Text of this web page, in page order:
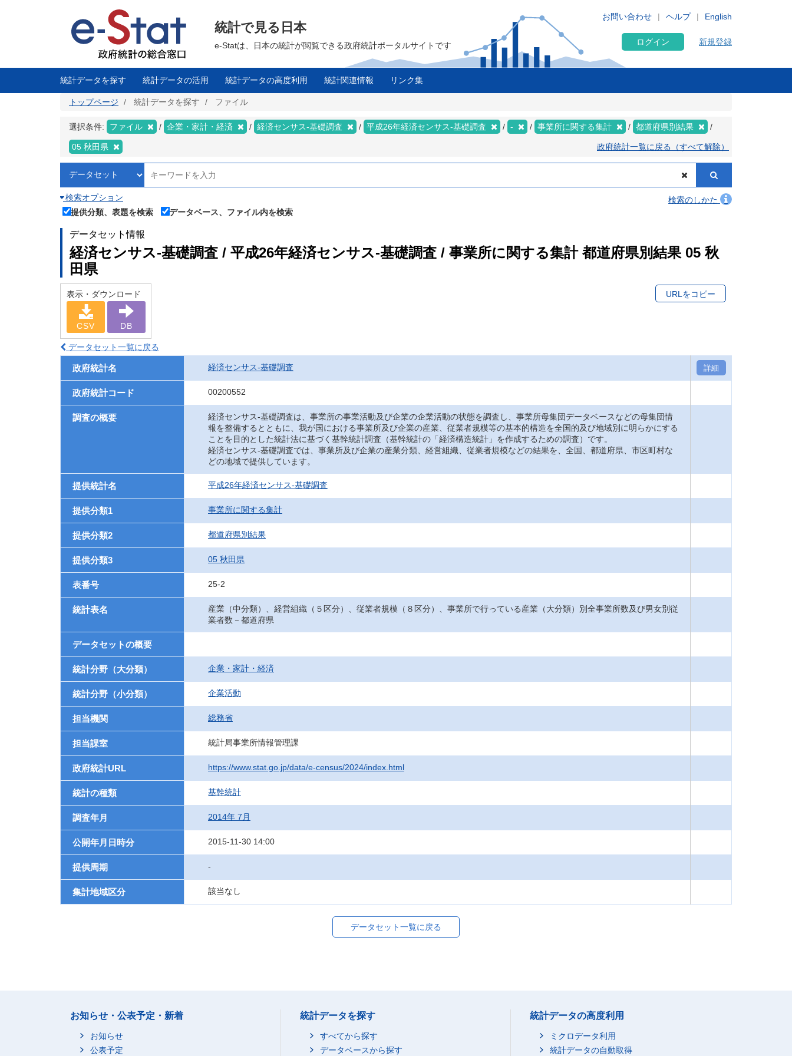
に
English
お問い合わせ ヘルプ
統計で見る日本
e-Statは、日本の統計が閲覧できる政府統計ポータルサイトです ログイン 新規登録
統計データを探す 統計データの活用 統計データの高度利用 統計関連情報 リンク集
トップページ 統計データを探す ファイル
選択条件: ファイル 企業・家計・経済 経済センサス‐基礎調査 平成26年経済センサス‐基礎調査 - 事業所に関する集計 都道府県別結果
05 秋田県 政府統計一覧に戻る（すべて解除）
検索オプション
検索のしかた
提供分類、表題を検索
データベース、ファイル内を検索
データセット情報
経済センサス‐基礎調査 / 平成26年経済センサス‐基礎調査 / 事業所に関する集計 都道府県別結果 05 秋
田県
表示・ダウンロード
CSV DB
URLをコピー
データセット一覧に戻る
政府統計名 経済センサス‐基礎調査 詳細
政府統計コード 00200552
調査の概要
経済センサス‐基礎調査は、事業所の事業活動及び企業の企業活動の状態を調査し、事業所母集団データベースなどの母集団情
報を整備するとともに、我が国における事業所及び企業の産業、従業者規模等の基本的構造を全国的及び地域別に明らかにする
ことを目的とした統計法に基づく基幹統計調査（基幹統計の「経済構造統計」を作成するための調査）です。
経済センサス‐基礎調査では、事業所及び企業の産業分類、経営組織、従業者規模などの結果を、全国、都道府県、市区町村な
どの地域で提供しています。
提供統計名 平成26年経済センサス‐基礎調査
提供分類1 事業所に関する集計
提供分類2 都道府県別結果
提供分類3 05 秋田県
表番号 25-2
統計表名
産業（中分類）、経営組織（５区分）、従業者規模（８区分）、事業所で行っている産業（大分類）別全事業所数及び男女別従
業者数－都道府県
データセットの概要
統計分野（大分類） 企業・家計・経済
統計分野（小分類） 企業活動
担当機関 総務省
担当課室 統計局事業所情報管理課
政府統計URL https://www.stat.go.jp/data/e-census/2024/index.html
統計の種類 基幹統計
調査年月 2014年 7月
公開年月日時分 2015-11-30 14:00
提供周期 -
集計地域区分 該当なし
データセット一覧に戻る
お知らせ・公表予定・新着
お知らせ
公表予定
統計データを探す
すべてから探す
データベースから探す
統計データの高度利用
ミクロデータ利用
統計データの自動取得